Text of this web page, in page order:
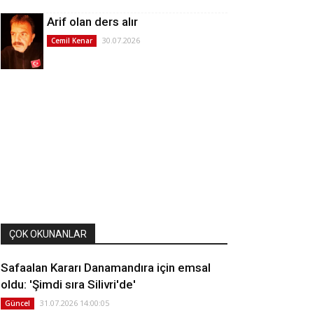
Arif olan ders alır
Cemil Kenar 30.07.2026
ÇOK OKUNANLAR
Safaalan Kararı Danamandıra için emsal
oldu: 'Şimdi sıra Silivri'de'
Güncel 31.07.2026 14:00:05